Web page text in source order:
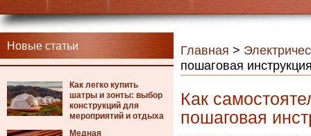
Новые статьи
Как легко купить
шатры и зонты: выбор
конструкций для
мероприятий и отдыха
Медная
Главная >
пошаговая
Как
пошаговая